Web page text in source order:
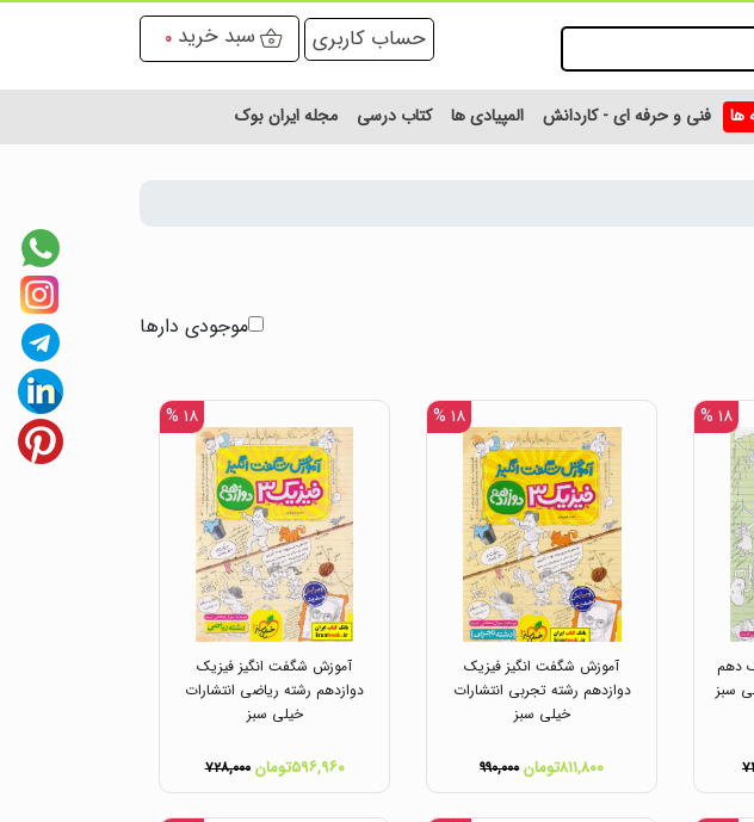
حساب کاربری سبد خرید 0
ها فنی و حرفه ای - کاردانش المپیادی ها کتاب درسی مجله ایران بوک
موجودی دارها
۱۸ %
دهم
سبز
۱۸ %
آموزش شگفت انگیز فیزیک
دوازدهم رشته تجربی انتشارات
خیلی سبز
۸۱۱,۸۰۰تومان ۹۹۰,۰۰۰
۱۸ %
آموزش شگفت انگیز فیزیک
دوازدهم رشته ریاضی انتشارات
خیلی سبز
۵۹۶,۹۶۰تومان ۷۲۸,۰۰۰